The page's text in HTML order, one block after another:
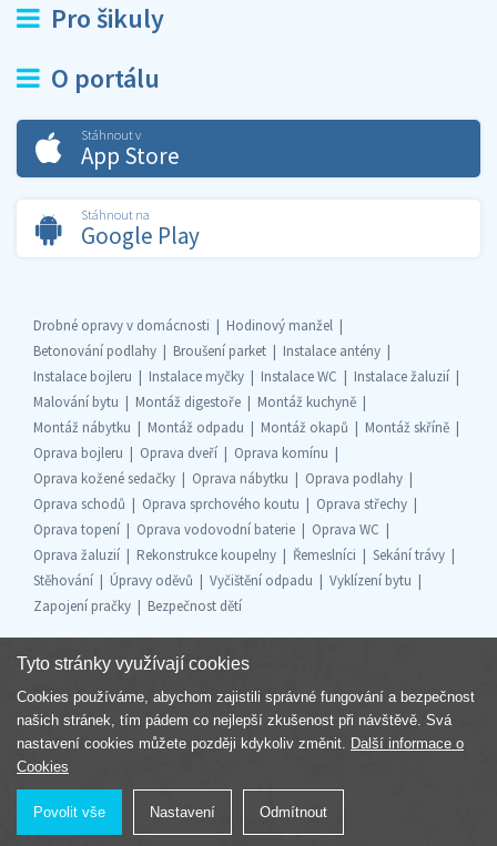
Pro šikuly
O portálu
Stáhnout v
App Store
Stáhnout na
Google Play
Drobné opravy v domácnosti
Hodinový manžel
Betonování podlahy
Broušení parket
Instalace antény
Instalace bojleru
Instalace myčky Instalace WC
Instalace žaluzií
Malování bytu
Montáž digestoře
Montáž kuchyně
Montáž nábytku
Montáž odpadu Montáž okapů
Montáž skříně
Oprava bojleru
Oprava dveří
Oprava komínu
Oprava kožené sedačky
Oprava nábytku
Oprava podlahy
Oprava schodů
Oprava sprchového koutu
Oprava střechy
Oprava topení
Oprava vodovodní baterie
Oprava WC
Oprava žaluzií
Rekonstrukce koupelny Řemeslníci
Sekání trávy
Stěhování
Úpravy oděvů Vyčištění odpadu
Vyklízení bytu
Zapojení pračky
Bezpečnost dětí
Součást skupiny
Tyto stránky využívají cookies
Cookies používáme, abychom zajistili správné fungování a bezpečnost
našich stránek, tím pádem co nejlepší zkušenost při návštěvě. Svá
nastavení cookies můžete později kdykoliv změnit. Další informace o
Cookies
Povolit vše Nastavení Odmítnout